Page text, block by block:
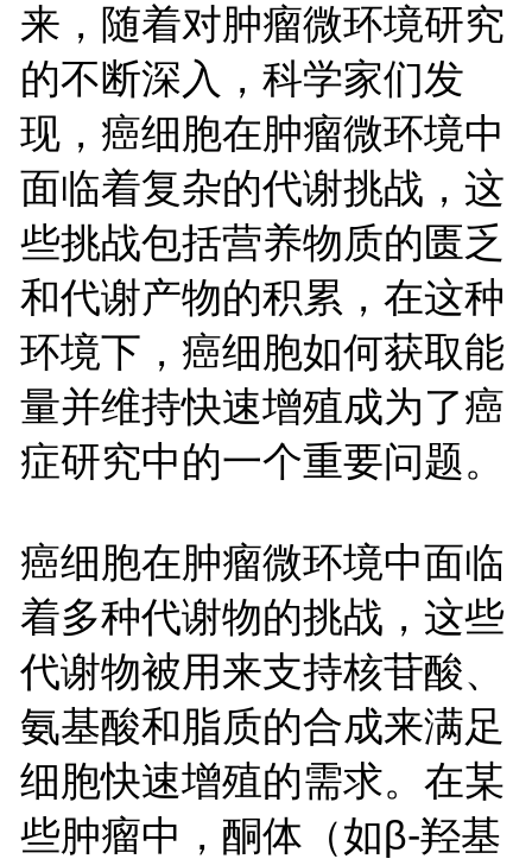
来，随着对肿瘤微环境研究
的不断深入，科学家们发
现，癌细胞在肿瘤微环境中
面临着复杂的代谢挑战，这
些挑战包括营养物质的匮乏
和代谢产物的积累，在这种
环境下，癌细胞如何获取能
量并维持快速增殖成为了癌
症研究中的一个重要问题。
癌细胞在肿瘤微环境中面临
着多种代谢物的挑战，这些
代谢物被用来支持核苷酸、
氨基酸和脂质的合成来满足
细胞快速增殖的需求。在某
些肿瘤中，酮体（如β-羟基